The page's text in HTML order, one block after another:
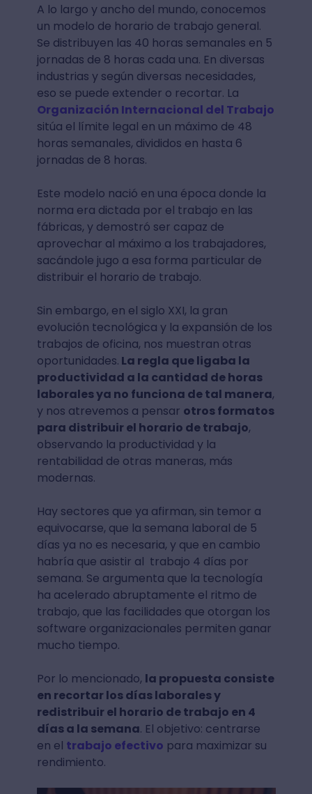
A lo largo y ancho del mundo, conocemos
un modelo de horario de trabajo general.
Se distribuyen las 40 horas semanales en 5
jornadas de 8 horas cada una. En diversas
industrias y según diversas necesidades,
eso se puede extender o recortar. La
Organización Internacional del Trabajo
sitúa el límite legal en un máximo de 48
horas semanales, divididos en hasta 6
jornadas de 8 horas.
Este modelo nació en una época donde la
norma era dictada por el trabajo en las
fábricas, y demostró ser capaz de
aprovechar al máximo a los trabajadores,
sacándole jugo a esa forma particular de
distribuir el horario de trabajo.
Sin embargo, en el siglo XXI, la gran
evolución tecnológica y la expansión de los
trabajos de oficina, nos muestran otras
oportunidades. La regla que ligaba la
productividad a la cantidad de horas
laborales ya no funciona de tal manera,
y nos atrevemos a pensar otros formatos
para distribuir el horario de trabajo,
observando la productividad y la
rentabilidad de otras maneras, más
modernas.
Hay sectores que ya afirman, sin temor a
equivocarse, que la semana laboral de 5
días ya no es necesaria, y que en cambio
habría que asistir al trabajo 4 días por
semana. Se argumenta que la tecnología
ha acelerado abruptamente el ritmo de
trabajo, que las facilidades que otorgan los
software organizacionales permiten ganar
mucho tiempo.
Por lo mencionado, la propuesta consiste
en recortar los días laborales y
redistribuir el horario de trabajo en 4
días a la semana. El objetivo: centrarse
en el trabajo efectivo para maximizar su
rendimiento.